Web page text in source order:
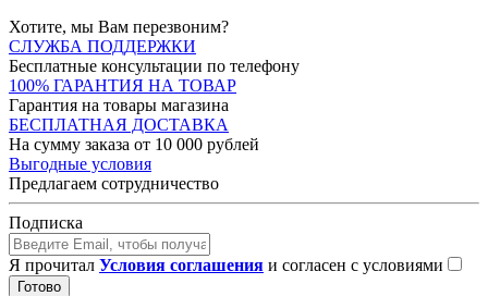
Хотите, мы Вам перезвоним?
СЛУЖБА ПОДДЕРЖКИ
Бесплатные консультации по телефону
100% ГАРАНТИЯ НА ТОВАР
Гарантия на товары магазина
БЕСПЛАТНАЯ ДОСТАВКА
На сумму заказа от 10 000 рублей
Выгодные условия
Предлагаем сотрудничество
Подписка
Я прочитал Условия соглашения и согласен с условиями
Готово